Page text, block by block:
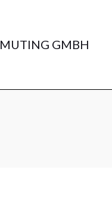
MUTING GMBH